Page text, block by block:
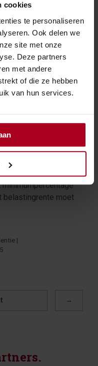
cookies
te personaliseren
Ook delen we
site met onze
Deze partners
met andere
of die ze hebben
van hun services.
voor dat jaar immers
of stopzetting
van de man
en indien
het rentepercentage
hof benadrukt dat
grond van de wet en
wetgever heeft een
van 4% is
buiten deze marge
belastingrente moet
|
→